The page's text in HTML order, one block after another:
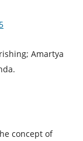
Amartya
concept of